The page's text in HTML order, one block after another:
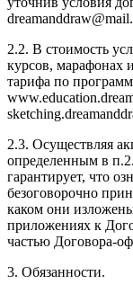
2.2. В стоимость
курсов, марафонах
тарифа по
2.3. Осуществляя
определенным в
гарантирует, что
безоговорочно
каком они
приложениях к
частью Договора-
3. Обязанности.